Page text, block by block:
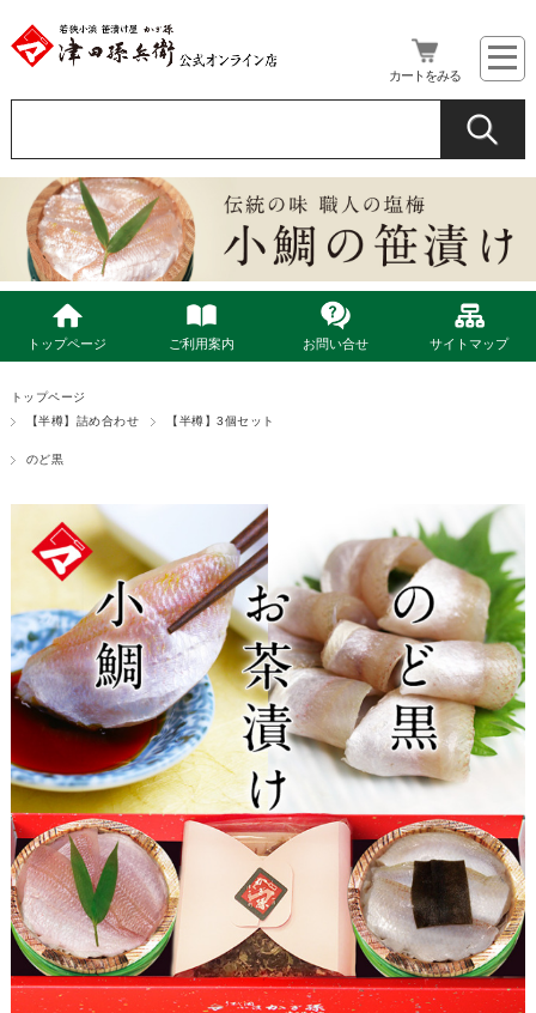
カートをみる
トップページ ご利用案内 お問い合せ サイトマップ
トップページ
【半樽】詰め合わせ
【半樽】3個セット
のど黒